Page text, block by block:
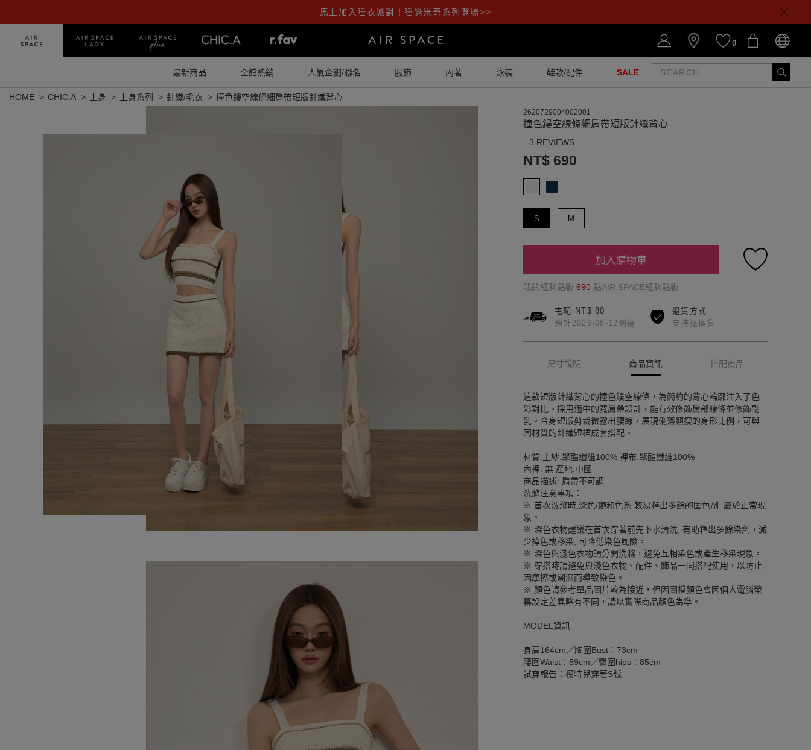
馬上加入睡衣派對！睡覺米奇系列登場>>
0
最新商品 全館熱銷 人氣企劃/聯名 服飾 內著 泳裝 鞋款/配件 SALE
HOME CHIC.A 上身 上身系列 針織/毛衣 撞色鏤空線條細肩帶短版針織背心
2620729004002001
撞色鏤空線條細肩帶短版針織背心
3 REVIEWS
NT$ 690
S M
加入購物車
我的紅利點數 690 點AIR SPACE紅利點數
宅配 NT$ 80
預計2026-08-12到達
退貨方式
支持退換貨
尺寸說明 商品資訊 搭配商品
這款短版針織背心的撞色鏤空線條，為簡約的背心輪廓注入了色
彩對比。採用適中的寬肩帶設計，能有效修飾肩部線條並修飾副
乳。合身短版剪裁微露出腰線，展現俐落顯瘦的身形比例，可與
同材質的針織短裙成套搭配。
材質:主紗:聚酯纖維100% 裡布:聚酯纖維100%
內裡: 無 產地:中國
商品描述: 肩帶不可調
洗滌注意事項：
※ 首次洗滌時,深色/飽和色系 較易釋出多餘的固色劑, 屬於正常現
象。
※ 深色衣物建議在首次穿著前先下水清洗, 有助釋出多餘染劑，減
少掉色或移染, 可降低染色風險。
※ 深色與淺色衣物請分開洗滌，避免互相染色或產生移染現象。
※ 穿搭時請避免與淺色衣物、配件、飾品一同搭配使用，以防止
因摩擦或潮濕而導致染色。
※ 顏色請參考單品圖片較為接近，但因圖檔顏色會因個人電腦螢
幕設定差異略有不同，請以實際商品顏色為準。
MODEL資訊
身高164cm／胸圍Bust：73cm
腰圍Waist：59cm／臀圍hips：85cm
試穿報告：模特兒穿著S號